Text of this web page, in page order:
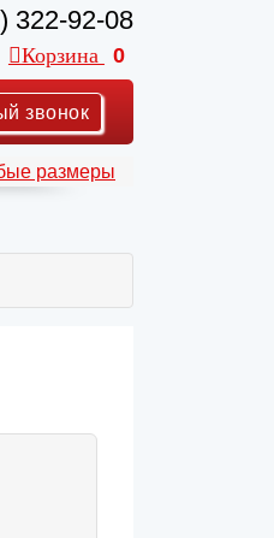
322-92-08
Корзина 0
звонок